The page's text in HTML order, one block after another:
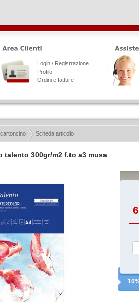
talento 300gr/m2 f.to a3 musa
Login / Registrazione
Profilo
Ordini e fatture
Scheda articolo